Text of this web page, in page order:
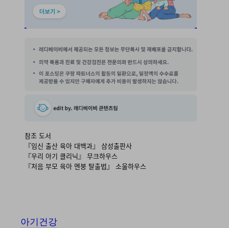
참조 도서
『임신 출산 육아 대백과』 삼성출판사
『우리 아기 클리닉』 무크하우스
『처음 부모 육아 멘붕 탈출법』 소울하우스
아기건강